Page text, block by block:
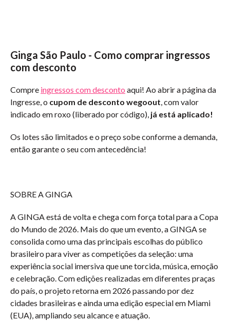
Ginga São Paulo - Como comprar ingressos
com desconto
Compre ingressos com desconto aqui! Ao abrir a página da
Ingresse, o cupom de desconto wegoout, com valor
indicado em roxo (liberado por código), já está aplicado!
Os lotes são limitados e o preço sobe conforme a demanda,
então garante o seu com antecedência!
SOBRE A GINGA
A GINGA está de volta e chega com força total para a Copa
do Mundo de 2026. Mais do que um evento, a GINGA se
consolida como uma das principais escolhas do público
brasileiro para viver as competições da seleção: uma
experiência social imersiva que une torcida, música, emoção
e celebração. Com edições realizadas em diferentes praças
do país, o projeto retorna em 2026 passando por dez
cidades brasileiras e ainda uma edição especial em Miami
(EUA), ampliando seu alcance e atuação.